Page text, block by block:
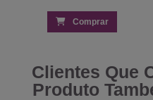
Comprar
Clientes Que
Produto